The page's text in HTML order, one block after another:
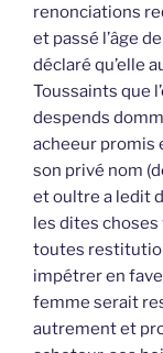
renonciations
et passé l’âge
déclaré qu’elle
Toussaints que
despends
acheeur promis
son privé nom
et oultre a ledit
les dites
toutes
impétrer en
femme serait
autrement et